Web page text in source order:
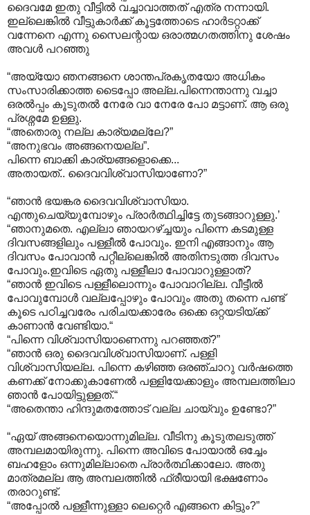
ദൈവമേ ഇതു വീട്ടില്‍ വച്ചാവാത്തത് എത്ര നന്നായി.
ഇല്ലെങ്കില്‍ വീട്ടുകാര്‍ക്ക് കൂട്ടത്തോടെ ഹാര്‍ടറ്റാക്ക്
വന്നേനെ എന്നു സൈലന്റായ ഒരാത്മഗതത്തിനു ശേഷം
അവള്‍ പറഞ്ഞു
“അയ്യോ ഞനങ്ങനെ ശാന്തപ്രകൃതയോ അധികം
സംസാരിക്കാത്ത ടൈപ്പോ അല്ല.പിന്നെന്താന്നു വച്ചാ
ഒരല്‍പ്പം കൂടുതല്‍ നേരേ വാ നേരേ പോ മട്ടാണ്. ആ ഒരു
പ്രശ്നമേ ഉള്ളു.
“അതൊരു നല്ല കാര്യമല്ലേ?”
“അനുഭവം അങ്ങനെയല്ല”.
പിന്നെ ബാക്കി കാര്യങ്ങളൊക്കെ...
അതായത്.. ദൈവവിശ്വാസിയാണോ?”
“ഞാന്‍ ഭയങ്കര ദൈവവിശ്വാസിയാ.
എന്തുചെയ്യുമ്പോഴും പ്രാര്‍ത്ഥിച്ചിട്ടേ തുടങ്ങാറുള്ളു.’
“ഞാനുമതെ. എല്ലാ ഞായറഴ്ച്ചയും പിന്നെ കടമുള്ള
ദിവസങ്ങളിലും പള്ളീല്‍ പോവും. ഇനി എങ്ങാനും ആ
ദിവസം പോവാന്‍ പറ്റീല്ലെങ്കില്‍ അതിനടുത്ത ദിവസം
പോവും.ഇവിടെ ഏതു പള്ളീലാ പോവാറുള്ളാത്?
“ഞാന്‍ ഇവിടെ പള്ളീലൊന്നും പോവാറില്ല. വീട്ടീല്‍
പോവുമ്പോള്‍ വല്ലപ്പോഴും പോവും അതു തന്നെ പണ്ട്
കൂടെ പഠിച്ചവരേം പരിചയക്കാരേം ഒക്കെ ഒറ്റയടിയ്ക്ക്
കാണാന്‍ വേണ്ടിയാ.“
“പിന്നെ വിശ്വാസിയാണെന്നു പറഞ്ഞത്?”
“ഞാന്‍ ഒരു ദൈവവിശ്വാസിയാണ്. പള്ളി
വിശ്വാസിയല്ല. പിന്നെ കഴിഞ്ഞ ഒരഞ്ചാറു വര്‍ഷത്തെ
കണക്ക് നോക്കുകാണേല്‍ പള്ളിയേക്കാളും അമ്പലത്തിലാ
ഞാന്‍ പോയിട്ടുള്ളത്.“
“അതെന്താ ഹിന്ദുമതത്തോട് വല്ല ചായ്‌വും ഉണ്ടോ?”
“ഏയ് അങ്ങനെയൊന്നുമില്ല. വീടിനു കൂടുതലടുത്ത്
അമ്പലമായിരുന്നു. പിന്നെ അവിടെ പോയാല്‍ ഒച്ചേം
ബഹളോം ഒന്നുമില്ലാതെ പ്രാര്‍ത്ഥിക്കാലോ. അതു
മാത്രമല്ല ആ അമ്പലത്തില്‍ ഫ്രീയായി ഭക്ഷണോം
തരാറുണ്ട്.
“അപ്പോല്‍ പള്ളീന്നുള്ളാ ലെറ്റെര്‍ എങ്ങനെ കിട്ടും?”